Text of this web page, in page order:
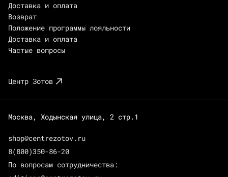
Доставка и оплата
Возврат
Положение программы лояльности
Доставка и оплата
Частые вопросы
Центр Зотов
Москва, Ходынская улица, 2 стр.1
shop@centrezotov.ru
8(800)350-86-20
По вопросам сотрудничества: